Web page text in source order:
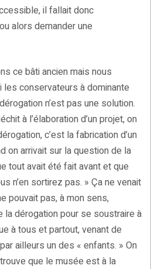
il fallait donc
alors demander une
ce bâti ancien mais nous
conservateurs à dominante
n’est pas une solution.
à l’élaboration d’un projet, on
c’est la fabrication d’un
on arrivait sur la question de la
tout avait été fait avant et que
n’en sortirez pas. » Ça ne venait
pouvait pas, à mon sens,
la dérogation pour se soustraire à
à tous et partout, venant de
ailleurs un des « enfants. » On
que le musée est à la